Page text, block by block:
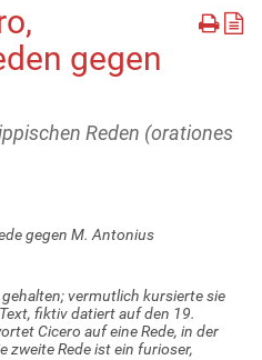
gegen
Reden (orationes
gegen M. Antonius
gehalten; vermutlich kursierte sie
fiktiv datiert auf den 19.
Cicero auf eine Rede, in der
zweite Rede ist ein furioser,